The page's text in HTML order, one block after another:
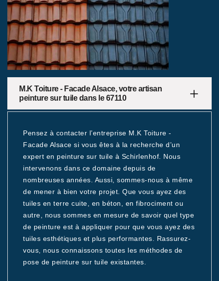
M.K Toiture - Facade Alsace, votre artisan
peinture sur tuile dans le 67110
Pensez à contacter l’entreprise M.K Toiture -
Facade Alsace si vous êtes à la recherche d’un
expert en peinture sur tuile à Schirlenhof. Nous
intervenons dans ce domaine depuis de
nombreuses années. Aussi, sommes-nous à même
de mener à bien votre projet. Que vous ayez des
tuiles en terre cuite, en béton, en fibrociment ou
autre, nous sommes en mesure de savoir quel type
de peinture est à appliquer pour que vous ayez des
tuiles esthétiques et plus performantes. Rassurez-
vous, nous connaissons toutes les méthodes de
pose de peinture sur tuile existantes.